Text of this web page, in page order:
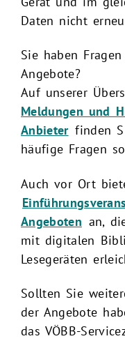
Daten nicht
Sie haben
Angebote?
Auf unserer
Meldungen und
Anbieter finden
häufige Fragen
Auch vor Ort
Angeboten an,
mit digitalen
Lesegeräten
Sollten Sie
der Angebote
das VÖBB-